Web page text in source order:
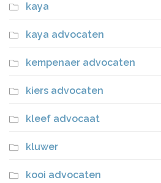
kaya
kaya advocaten
kempenaer advocaten
kiers advocaten
kleef advocaat
kluwer
kooi advocaten